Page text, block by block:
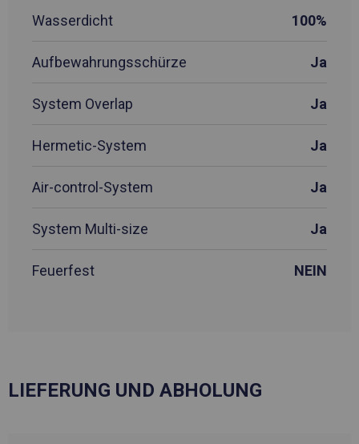
Wasserdicht 100%
Aufbewahrungsschürze Ja
System Overlap Ja
Hermetic-System Ja
Air-control-System Ja
System Multi-size Ja
Feuerfest NEIN
LIEFERUNG UND ABHOLUNG